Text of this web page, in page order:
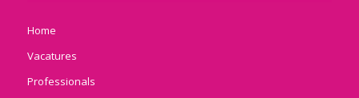
Home
Vacatures
Professionals